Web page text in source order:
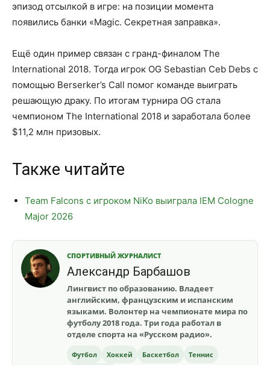
эпизод отсылкой в игре: на позиции момента
появились банки «Magic. Секретная заправка».
Ещё один пример связан с гранд-финалом The
International 2018. Тогда игрок OG Sebastian Ceb Debs с
помощью Berserker’s Call помог команде выиграть
решающую драку. По итогам турнира OG стала
чемпионом The International 2018 и заработала более
$11,2 млн призовых.
Также читайте
Team Falcons с игроком NiKo выиграла IEM Cologne
Major 2026
СПОРТИВНЫЙ ЖУРНАЛИСТ
Александр Барбашов
Лингвист по образованию. Владеет
английским, французским и испанским
языками. Волонтер на чемпионате мира по
футболу 2018 года. Три года работал в
отделе спорта на «Русском радио».
Футбол Хоккей Баскетбол
Теннис